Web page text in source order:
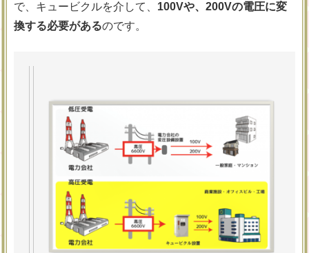
で、キュービクルを介して、 100Vや、200Vの電圧に変
換する必要があるのです。